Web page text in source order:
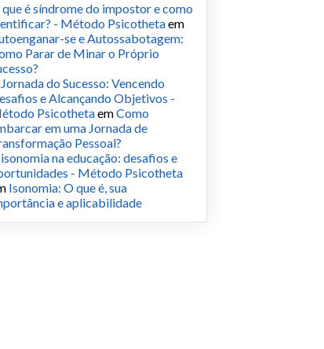
é síndrome do impostor e como
- Método Psicothetaem
se e Autossabotagem:
Parar de Minar o Próprio
do Sucesso: Vencendo
e Alcançando Objetivos -
PsicothetaemComo
em uma Jornada de
Pessoal?
na educação: desafios e
- Método Psicotheta
Isonomia: O que é, sua
e aplicabilidade